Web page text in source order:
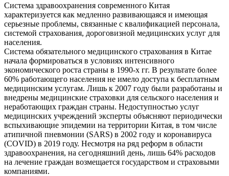
Система здравоохранения современного Китая
характеризуется как медленно развивающаяся и имеющая
серьезные проблемы, связанные с квалификацией персонала,
системой страхования, дороговизной медицинских услуг для
населения.
Система обязательного медицинского страхования в Китае
начала формироваться в условиях интенсивного
экономического роста страны в 1990-х гг. В результате более
60% работающего населения не имело доступа к бесплатным
медицинским услугам. Лишь к 2007 году были разработаны и
внедрены медицинские страховки для сельского населения и
неработающих граждан страны. Недоступностью услуг
медицинских учреждений эксперты объясняют периодически
вспыхивающие эпидемии на территории Китая, в том числе
атипичной пневмонии (SARS) в 2002 году и коронавируса
(COVID) в 2019 году. Несмотря на ряд реформ в области
здравоохранения, на сегодняшний день, лишь 64% расходов
на лечение граждан возмещается государством и страховыми
компаниями.